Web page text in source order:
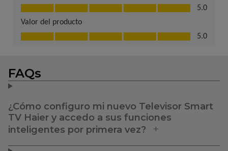
FAQs
¿Cómo configuro mi nuevo Televisor Smart
TV Haier y accedo a sus funciones
inteligentes por primera vez?